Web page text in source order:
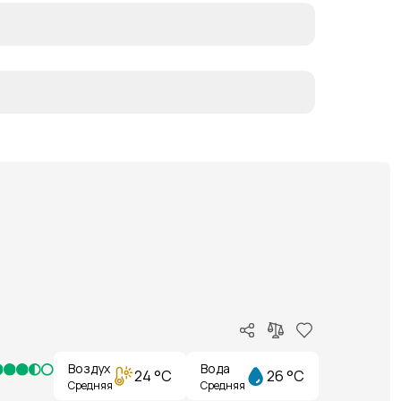
Воздух
Средняя 24 °C Вода
Средняя 26 °C